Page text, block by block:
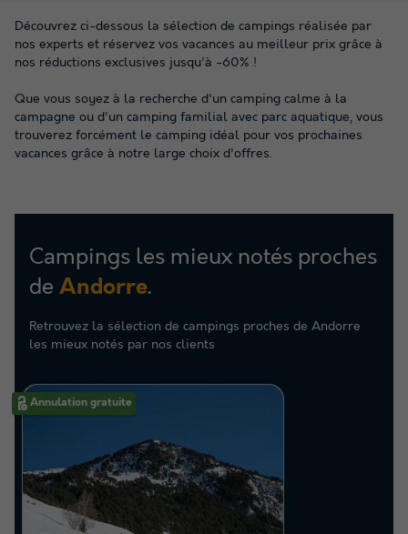
Découvrez ci-dessous la sélection de campings réalisée par
nos experts et réservez vos vacances au meilleur prix grâce à
nos réductions exclusives jusqu'à -60% !
Que vous soyez à la recherche d'un camping calme à la
campagne ou d'un camping familial avec parc aquatique, vous
trouverez forcément le camping idéal pour vos prochaines
vacances grâce à notre large choix d'offres.
Campings les mieux notés proches
de Andorre.
Retrouvez la sélection de campings proches de Andorre
les mieux notés par nos clients
Annulation gratuite